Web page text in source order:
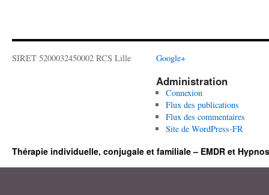
SIRET 5200032450002 RCS Lille Google+
Administration
Connexion
Flux des publications
Flux des commentaires
Site de WordPress-FR
Thérapie individuelle, conjugale et familiale – EMDR et